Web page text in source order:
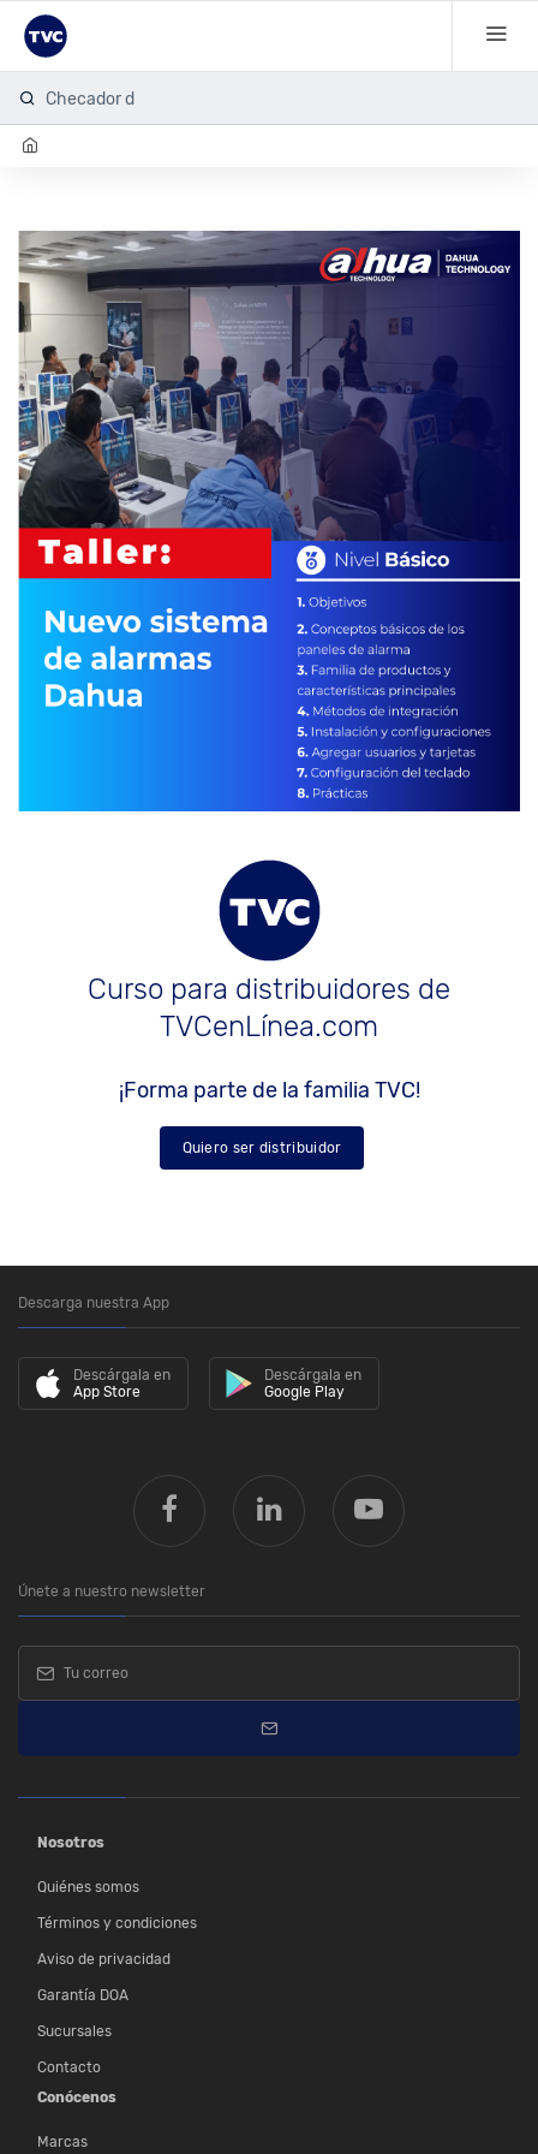
Checador de
Curso para distribuidores de
TVCenLínea.com
¡Forma parte de la familia TVC!
Quiero ser distribuidor
Descarga nuestra App
Descárgala en
App Store
Descárgala en
Google Play
Únete a nuestro newsletter
Nosotros
Quiénes somos
Términos y condiciones
Aviso de privacidad
Garantía DOA
Sucursales
Contacto
Conócenos
Marcas